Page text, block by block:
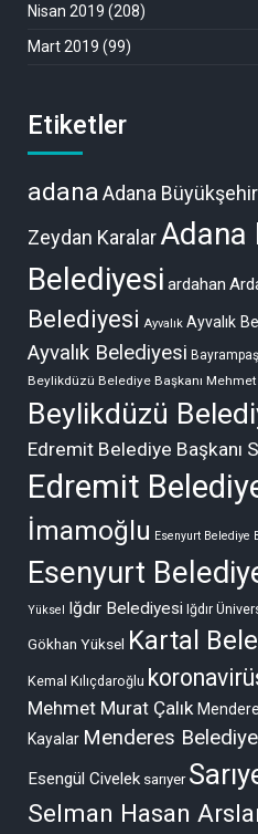
Nisan 2019 (208)
Mart 2019 (99)
Etiketler
adanaAdana
Zeydan KaralarAdana
Belediyesi ardahan
Belediyesi Ayvalık Ayvalık
Ayvalık Belediyesi
Beylikdüzü Belediye Başkanı Mehmet
Beylikdüzü
Edremit Belediye Başkanı
Edremit
İmamoğlu Esenyurt Belediye
Esenyurt
Yüksel Iğdır Belediyesi Iğdır
Gökhan Yüksel Kartal
Kemal Kılıçdaroğlu
Mehmet Murat Çalık
Kayalar Menderes
Esengül Civelek sarıyer
Selman Hasan